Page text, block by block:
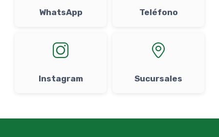
WhatsApp Teléfono
Instagram Sucursales